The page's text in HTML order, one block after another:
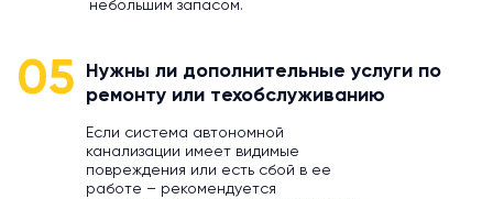
небольшим запасом.
05
Нужны ли дополнительные услуги по
ремонту или техобслуживанию
Если система автономной
канализации имеет видимые
повреждения или есть сбой в ее
работе – рекомендуется